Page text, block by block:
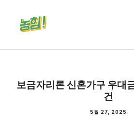
content
보금자리론 신혼가구 우대
건
5월 27, 2025